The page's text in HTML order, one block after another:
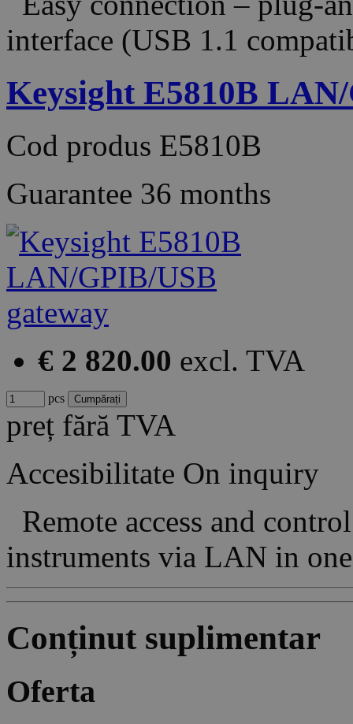
interface (USB 1.1
Keysight E5810B
Cod produs E5810B
Guarantee 36 months
€ 2 820.00 excl. TVA
pcs
preț fără TVA
Accesibilitate On inquiry
Remote access and
instruments via LAN in
Conținut suplimentar
Oferta